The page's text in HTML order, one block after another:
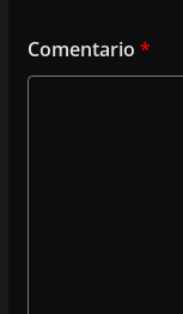
Comentario *